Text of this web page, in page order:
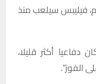
فيليبس سيلعب منذ
أكثر قليلا،
الفوز”.